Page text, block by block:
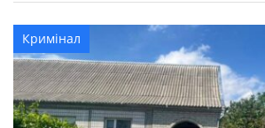
у різні частини тіла, після чого
скотчем та залишив помирати.
в одному із сіл Покровської громади
[…]
Кримінал